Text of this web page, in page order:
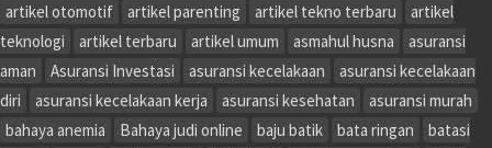
artikel otomotif
artikel parenting artikel tekno terbaru
artikel
teknologi
artikel terbaru artikel umum asmahul husna
asuransi
aman
Asuransi Investasi asuransi kecelakaan
asuransi kecelakaan
diri
asuransi kecelakaan kerja asuransi kesehatan
asuransi murah
bahaya anemia
Bahaya judi online baju batik bata ringan
batasi